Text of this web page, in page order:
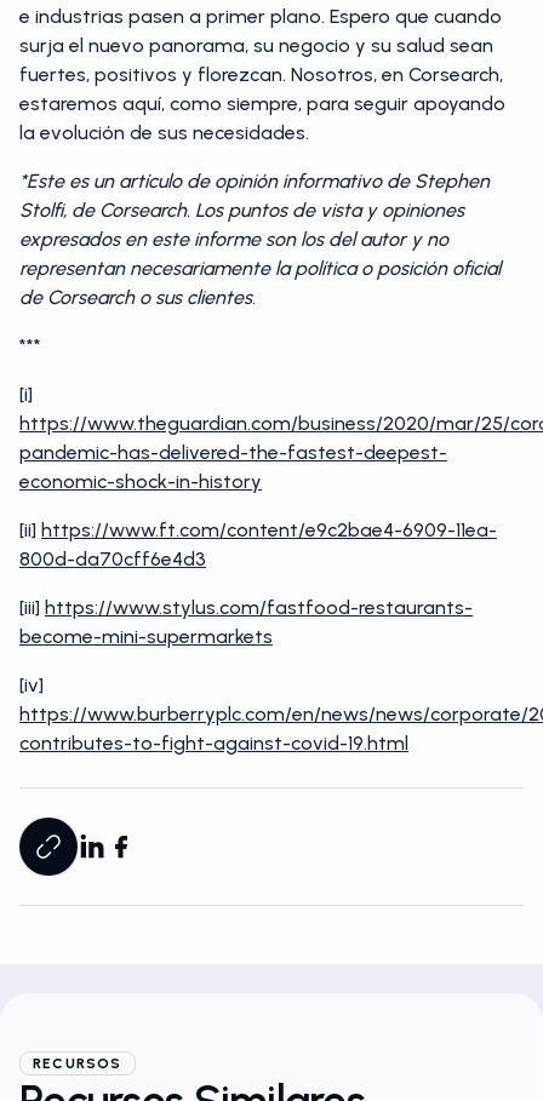
e industrias pasen a primer plano. Espero que cuando
surja el nuevo panorama, su negocio y su salud sean
fuertes, positivos y florezcan. Nosotros, en Corsearch,
estaremos aquí, como siempre, para seguir apoyando
la evolución de sus necesidades.
*Este es un artículo de opinión informativo de Stephen
Stolfi, de Corsearch. Los puntos de vista y opiniones
expresados en este informe son los del autor y no
representan necesariamente la política o posición oficial
de Corsearch o sus clientes.
***
[i]
https://www.theguardian.com/business/2020/mar/25/
pandemic-has-delivered-the-fastest-deepest-
economic-shock-in-history
[ii] https://www.ft.com/content/e9c2bae4-6909-11ea-
800d-da70cff6e4d3
[iii] https://www.stylus.com/fastfood-restaurants-
become-mini-supermarkets
[iv]
https://www.burberryplc.com/en/news/news/corporate/
contributes-to-fight-against-covid-19.html
RECURSOS